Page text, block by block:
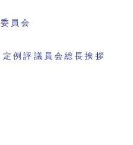
員会
定例評議員会総長挨拶